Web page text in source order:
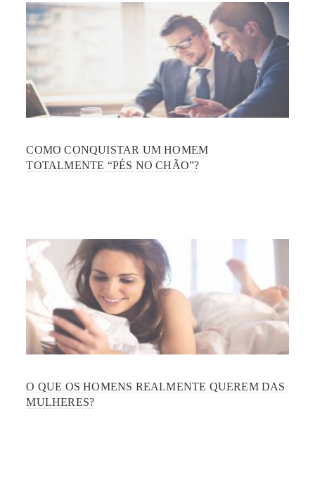
COMO CONQUISTAR UM HOMEM
TOTALMENTE “PÉS NO CHÃO”?
O QUE OS HOMENS REALMENTE QUEREM DAS
MULHERES?